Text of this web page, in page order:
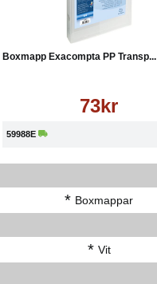
Boxmapp Exacompta PP Transp...
73kr
59988E
* Boxmappar
* Vit